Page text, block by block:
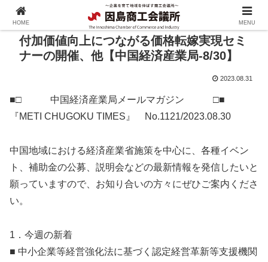
付加価値向上につながる価格転嫁実現セミ
ナーの開催、他【中国経済産業局-8/30】
2023.08.31
■□ 中国経済産業局メールマガジン □■
『METI CHUGOKU TIMES』 No.1121/2023.08.30
中国地域における経済産業省施策を中心に、各種イベン
ト、補助金の公募、説明会などの最新情報を発信したいと
願っていますので、お知り合いの方々にぜひご案内くださ
い。
1．今週の新着
■ 中小企業等経営強化法に基づく認定経営革新等支援機関
HOME MENU